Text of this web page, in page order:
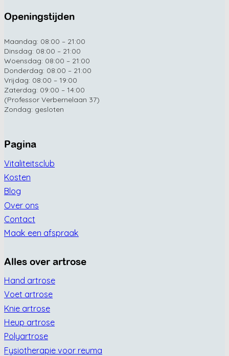
Openingstijden
Maandag: 08:00 – 21:00
Dinsdag: 08:00 – 21:00
Woensdag: 08:00 – 21:00
Donderdag: 08:00 – 21:00
Vrijdag: 08:00 – 19:00
Zaterdag: 09:00 – 14:00
(Professor Verbernelaan 37)
Zondag: gesloten
Pagina
Vitaliteitsclub
Kosten
Blog
Over ons
Contact
Maak een afspraak
Alles over artrose
Hand artrose
Voet artrose
Knie artrose
Heup artrose
Polyartrose
Fysiotherapie voor reuma